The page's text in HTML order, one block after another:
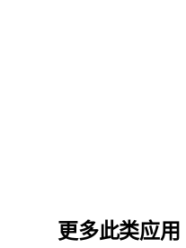
更多此类应用